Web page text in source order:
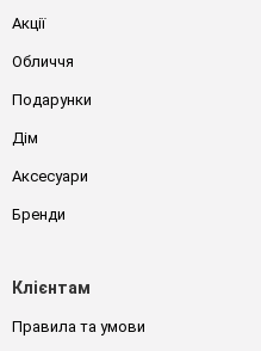
Акції
Обличчя
Подарунки
Дім
Аксесуари
Бренди
Клієнтам
Правила та умови